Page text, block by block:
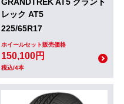
レック AT5
225/65R17
ホイールセット販売価格
150,100円
税込/4本